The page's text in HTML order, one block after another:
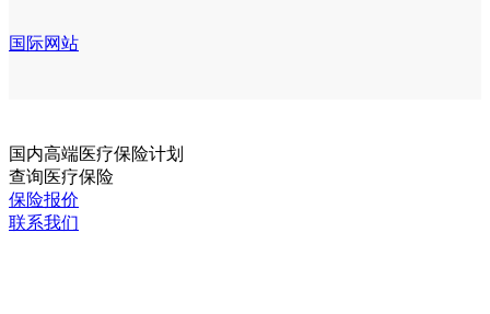
国际网站
国内高端医疗保险计划
查询医疗保险
保险报价
联系我们